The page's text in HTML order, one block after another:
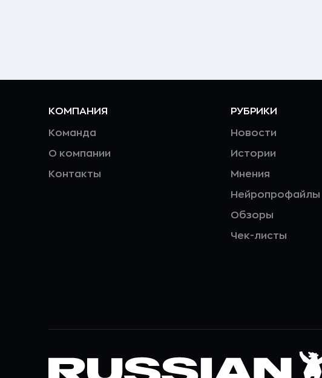
КОМПАНИЯ
Команда
О компании
Контакты
РУБРИКИ
Новости
Истории
Мнения
Нейропрофайлы
Обзоры
Чек-листы